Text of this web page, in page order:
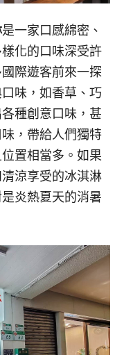
是一家口感綿密、
化的口味深受許
際遊客前來一探
味，如香草、巧
種創意口味，甚
，帶給人們獨特
置相當多。如果
涼享受的冰淇淋
炎熱夏天的消暑